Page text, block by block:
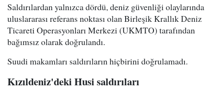
Saldırılardan yalnızca dördü, deniz güvenliği olaylarında
uluslararası referans noktası olan Birleşik Krallık Deniz
Ticareti Operasyonları Merkezi (UKMTO) tarafından
bağımsız olarak doğrulandı.
Suudi makamları saldırıların hiçbirini doğrulamadı.
Kızıldeniz'deki Husi saldırıları